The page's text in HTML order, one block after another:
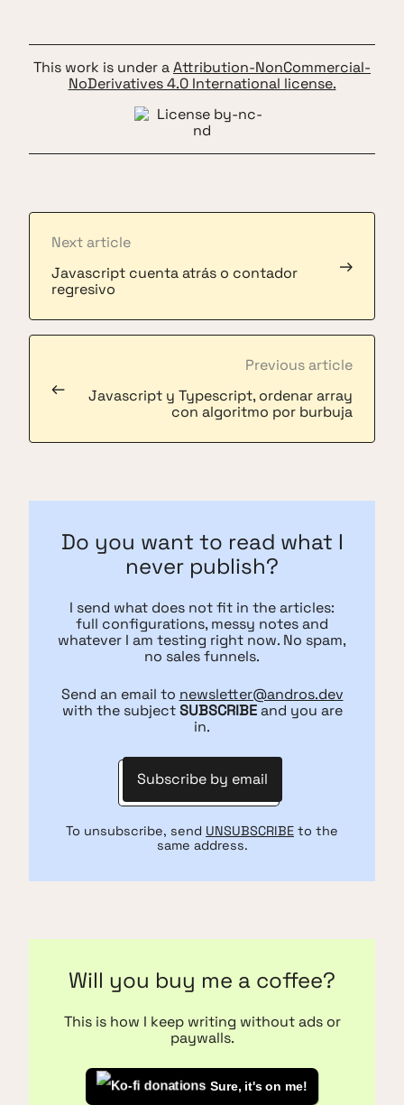
This work is under aAttribution-NonCommercial-
NoDerivatives 4.0 International license.
Previous article
Javascript y Typescript, ordenar array
con algoritmo por burbuja
←
Next article
Javascript cuenta atrás o contador
regresivo
→
Do you want to read what I
never publish?
I send what does not fit in the articles:
full configurations, messy notes and
whatever I am testing right now. No spam,
no sales funnels.
Send an email to newsletter@andros.dev
with the subjectSUBSCRIBEand you are
in.
Subscribe by email
To unsubscribe, send UNSUBSCRIBE to the
same address.
Will you buy me a coffee?
This is how I keep writing without ads or
paywalls.
Sure, it's on me!